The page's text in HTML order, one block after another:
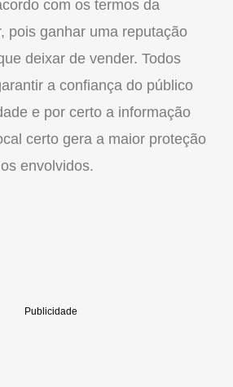
com os termos da
pois ganhar uma reputação
deixar de vender. Todos
a confiança do público
e por certo a informação
certo gera a maior proteção
envolvidos.